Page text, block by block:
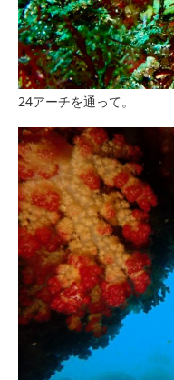
24アーチを通って。